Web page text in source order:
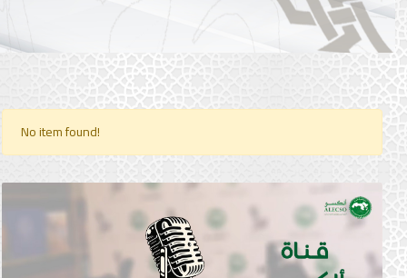
No item found!